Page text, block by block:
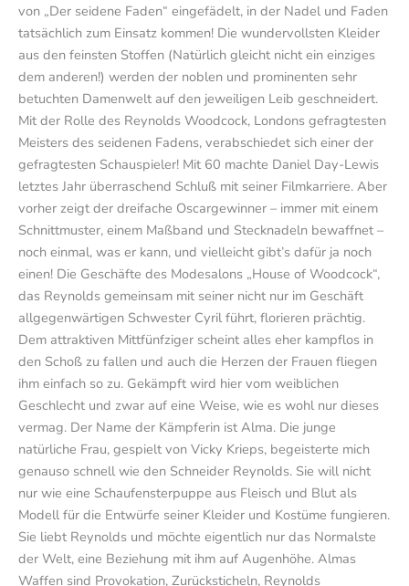
von „Der seidene Faden“ eingefädelt, in der Nadel und Faden
tatsächlich zum Einsatz kommen! Die wundervollsten Kleider
aus den feinsten Stoffen (Natürlich gleicht nicht ein einziges
dem anderen!) werden der noblen und prominenten sehr
betuchten Damenwelt auf den jeweiligen Leib geschneidert.
Mit der Rolle des Reynolds Woodcock, Londons gefragtesten
Meisters des seidenen Fadens, verabschiedet sich einer der
gefragtesten Schauspieler! Mit 60 machte Daniel Day-Lewis
letztes Jahr überraschend Schluß mit seiner Filmkarriere. Aber
vorher zeigt der dreifache Oscargewinner – immer mit einem
Schnittmuster, einem Maßband und Stecknadeln bewaffnet –
noch einmal, was er kann, und vielleicht gibt’s dafür ja noch
einen! Die Geschäfte des Modesalons „House of Woodcock“,
das Reynolds gemeinsam mit seiner nicht nur im Geschäft
allgegenwärtigen Schwester Cyril führt, florieren prächtig.
Dem attraktiven Mittfünfziger scheint alles eher kampflos in
den Schoß zu fallen und auch die Herzen der Frauen fliegen
ihm einfach so zu. Gekämpft wird hier vom weiblichen
Geschlecht und zwar auf eine Weise, wie es wohl nur dieses
vermag. Der Name der Kämpferin ist Alma. Die junge
natürliche Frau, gespielt von Vicky Krieps, begeisterte mich
genauso schnell wie den Schneider Reynolds. Sie will nicht
nur wie eine Schaufensterpuppe aus Fleisch und Blut als
Modell für die Entwürfe seiner Kleider und Kostüme fungieren.
Sie liebt Reynolds und möchte eigentlich nur das Normalste
der Welt, eine Beziehung mit ihm auf Augenhöhe. Almas
Waffen sind Provokation, Zurücksticheln, Reynolds